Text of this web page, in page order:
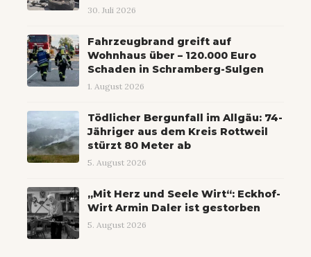
30. Juli 2026
Fahrzeugbrand greift auf
Wohnhaus über – 120.000 Euro
Schaden in Schramberg-Sulgen
1. August 2026
Tödlicher Bergunfall im Allgäu: 74-
Jähriger aus dem Kreis Rottweil
stürzt 80 Meter ab
5. August 2026
„Mit Herz und Seele Wirt“: Eckhof-
Wirt Armin Daler ist gestorben
5. August 2026